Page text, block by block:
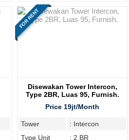
FOR RENT
Disewakan Tower Intercon,
Type 2BR, Luas 95, Furnish.
Price 19jt/Month
Tower
: Intercon
Type Unit
: 2 BR